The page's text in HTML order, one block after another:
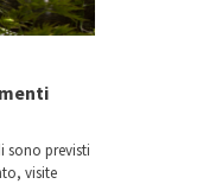
sono previsti
visite